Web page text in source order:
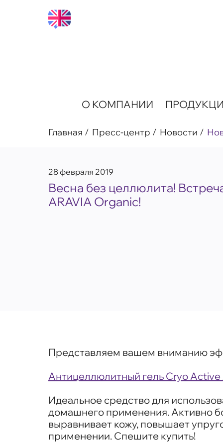
О КОМПАНИИ
Главная Пресс-центр Новости
28 февраля 2019
Весна без целлюлита!
ARAVIA Organic!
Представляем вашем вниманию
Антицеллюлитный гель Cryo
Идеальное средство для
домашнего применения. Активно
выравнивает кожу, повышает
применении. Спешите купить!